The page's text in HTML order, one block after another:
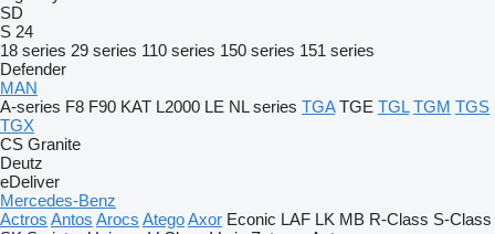
SD
S 24
18 series 29 series 110 series 150 series 151 series
Defender
MAN
A-series F8 F90 KAT L2000 LE NL series TGA TGE TGL TGM TGS
TGX
CS Granite
Deutz
eDeliver
Mercedes-Benz
Actros Antos Arocs AtegoAxor Econic LAF LK MB R-Class S-Class